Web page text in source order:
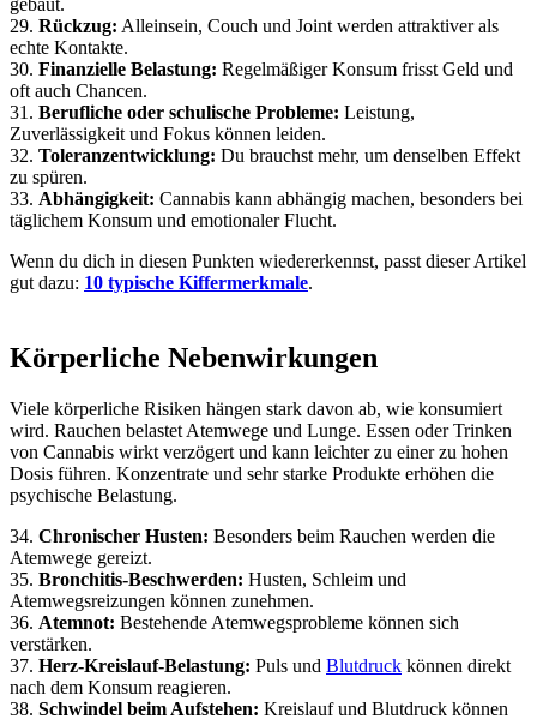
gebaut.
29. Rückzug: Alleinsein, Couch und Joint werden attraktiver als
echte Kontakte.
30. Finanzielle Belastung: Regelmäßiger Konsum frisst Geld und
oft auch Chancen.
31. Berufliche oder schulische Probleme: Leistung,
Zuverlässigkeit und Fokus können leiden.
32. Toleranzentwicklung: Du brauchst mehr, um denselben Effekt
zu spüren.
33. Abhängigkeit: Cannabis kann abhängig machen, besonders bei
täglichem Konsum und emotionaler Flucht.
Wenn du dich in diesen Punkten wiedererkennst, passt dieser Artikel
gut dazu: 10 typische Kiffermerkmale.
Körperliche Nebenwirkungen
Viele körperliche Risiken hängen stark davon ab, wie konsumiert
wird. Rauchen belastet Atemwege und Lunge. Essen oder Trinken
von Cannabis wirkt verzögert und kann leichter zu einer zu hohen
Dosis führen. Konzentrate und sehr starke Produkte erhöhen die
psychische Belastung.
34. Chronischer Husten: Besonders beim Rauchen werden die
Atemwege gereizt.
35. Bronchitis-Beschwerden: Husten, Schleim und
Atemwegsreizungen können zunehmen.
36. Atemnot: Bestehende Atemwegsprobleme können sich
verstärken.
37. Herz-Kreislauf-Belastung: Puls und Blutdruck können direkt
nach dem Konsum reagieren.
38. Schwindel beim Aufstehen: Kreislauf und Blutdruck können